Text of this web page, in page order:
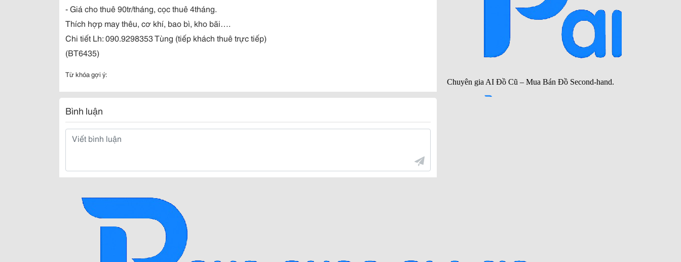
- Giá cho thuê 90tr/tháng, cọc thuê 4tháng.
Thích hợp may thêu, cơ khí, bao bì, kho bãi….
Chi tiết Lh: 090.9298353 Tùng (tiếp khách thuê trực tiếp)
(BT6435)
Từ khóa gợi ý:
Bình luận